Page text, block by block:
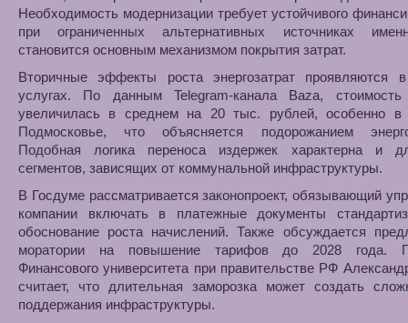
Необходимость модернизации требует устойчивого
при ограниченных альтернативных источниках
становится основным механизмом покрытия затрат.
Вторичные эффекты роста энергозатрат проявляются
услугах. По данным Telegram-канала Baza, стоимость
увеличилась в среднем на 20 тыс. рублей, особенно
Подмосковье, что объясняется подорожанием
Подобная логика переноса издержек характерна и
сегментов, зависящих от коммунальной инфраструктуры.
В Госдуме рассматривается законопроект, обязывающий
компании включать в платежные документы
обоснование роста начислений. Также обсуждается
моратории на повышение тарифов до 2028 года.
Финансового университета при правительстве РФ
считает, что длительная заморозка может создать
поддержания инфраструктуры.